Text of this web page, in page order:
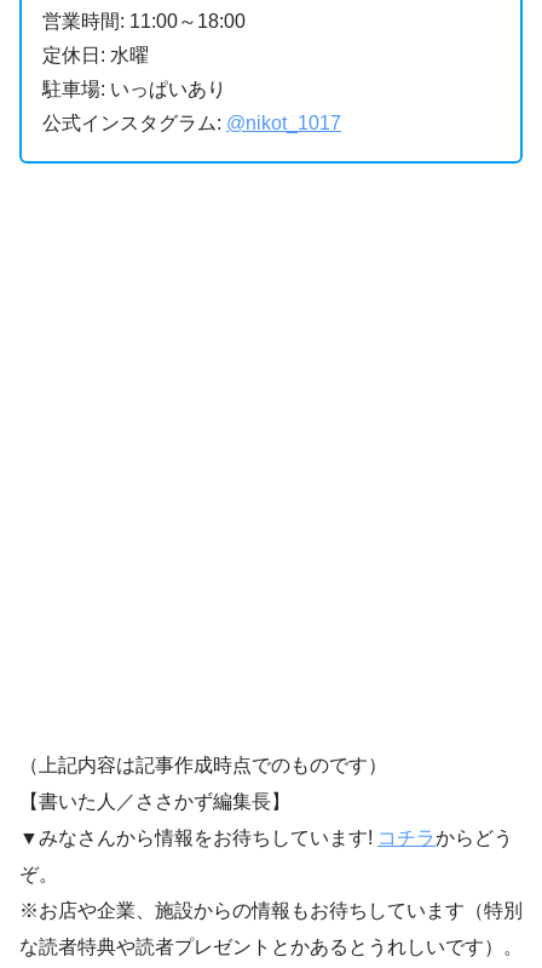
営業時間: 11:00～18:00
定休日: 水曜
駐車場: いっぱいあり
公式インスタグラム: @nikot_1017
（上記内容は記事作成時点でのものです）
【書いた人／ささかず編集長】
▼みなさんから情報をお待ちしています! コチラからどう
ぞ。
※お店や企業、施設からの情報もお待ちしています（特別
な読者特典や読者プレゼントとかあるとうれしいです）。